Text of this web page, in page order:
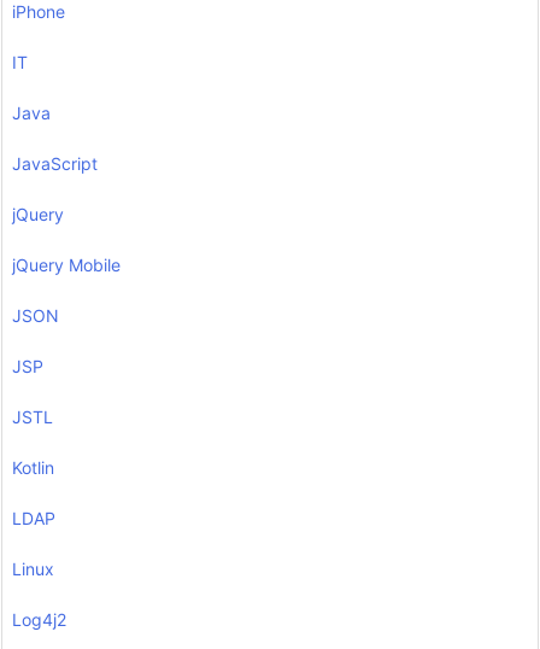
iPhone
IT
Java
JavaScript
jQuery
jQuery Mobile
JSON
JSP
JSTL
Kotlin
LDAP
Linux
Log4j2